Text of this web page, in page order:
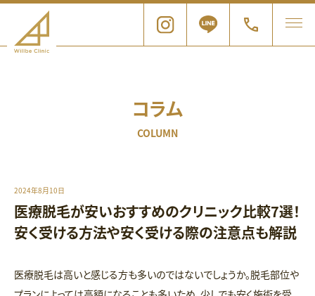
コラム
COLUMN
2024年8月10日
医療脱毛が安いおすすめのクリニック比較7選！
安く受ける方法や安く受ける際の注意点も解説
医療脱毛は高いと感じる方も多いのではないでしょうか。脱毛部位や